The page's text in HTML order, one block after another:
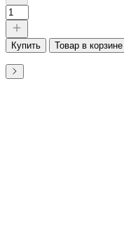
Купить Товар в корзине